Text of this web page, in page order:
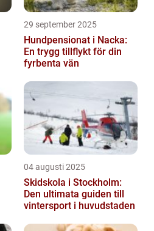
29 september 2025
Hundpensionat i Nacka:
En trygg tillflykt för din
fyrbenta vän
04 augusti 2025
Skidskola i Stockholm:
Den ultimata guiden till
vintersport i huvudstaden